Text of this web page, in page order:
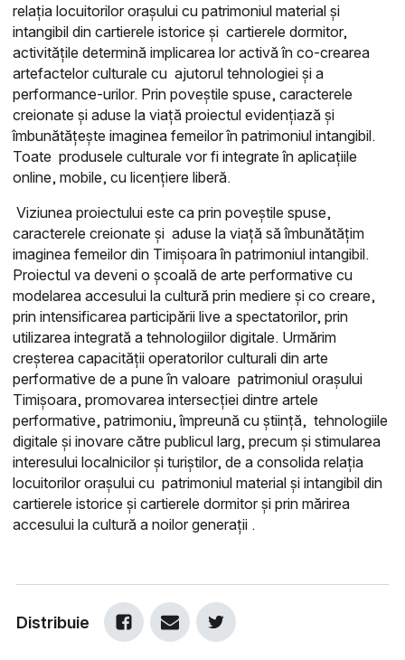
relația locuitorilor orașului cu patrimoniul material și
intangibil din cartierele istorice și cartierele dormitor,
activitățile determină implicarea lor activă în co-crearea
artefactelor culturale cu ajutorul tehnologiei și a
performance-urilor. Prin poveștile spuse, caracterele
creionate și aduse la viață proiectul evidențiază și
îmbunătățește imaginea femeilor în patrimoniul intangibil.
Toate produsele culturale vor fi integrate în aplicațiile
online, mobile, cu licențiere liberă.
Viziunea proiectului este ca prin poveștile spuse,
caracterele creionate și aduse la viață să îmbunătățim
imaginea femeilor din Timișoara în patrimoniul intangibil.
Proiectul va deveni o școală de arte performative cu
modelarea accesului la cultură prin mediere și co creare,
prin intensificarea participării live a spectatorilor, prin
utilizarea integrată a tehnologiilor digitale. Urmărim
creșterea capacității operatorilor culturali din arte
performative de a pune în valoare patrimoniul orașului
Timișoara, promovarea intersecției dintre artele
performative, patrimoniu, împreună cu știință, tehnologiile
digitale și inovare către publicul larg, precum și stimularea
interesului localnicilor și turiștilor, de a consolida relația
locuitorilor orașului cu patrimoniul material și intangibil din
cartierele istorice și cartierele dormitor și prin mărirea
accesului la cultură a noilor generații .
Distribuie